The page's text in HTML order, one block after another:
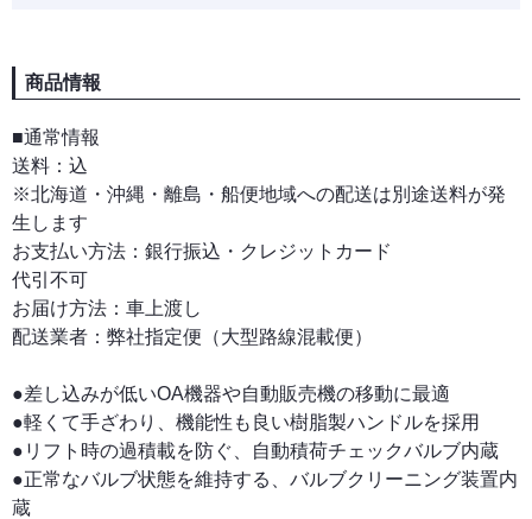
商品情報
■通常情報
送料：込
※北海道・沖縄・離島・船便地域への配送は別途送料が発
生します
お支払い方法：銀行振込・クレジットカード
代引不可
お届け方法：車上渡し
配送業者：弊社指定便（大型路線混載便）
●差し込みが低いOA機器や自動販売機の移動に最適
●軽くて手ざわり、機能性も良い樹脂製ハンドルを採用
●リフト時の過積載を防ぐ、自動積荷チェックバルブ内蔵
●正常なバルブ状態を維持する、バルブクリーニング装置内
蔵